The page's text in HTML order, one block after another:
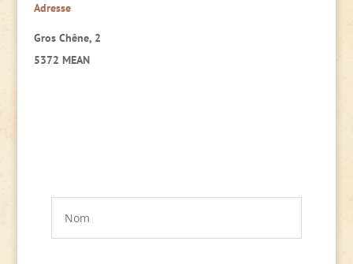
Adresse
Gros Chêne, 2
5372 MEAN